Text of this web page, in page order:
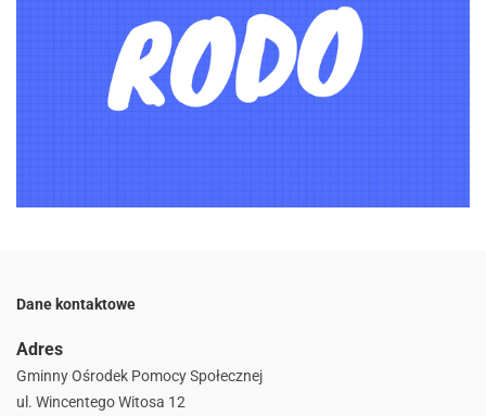
Dane kontaktowe
Adres
Gminny Ośrodek Pomocy Społecznej
ul. Wincentego Witosa 12